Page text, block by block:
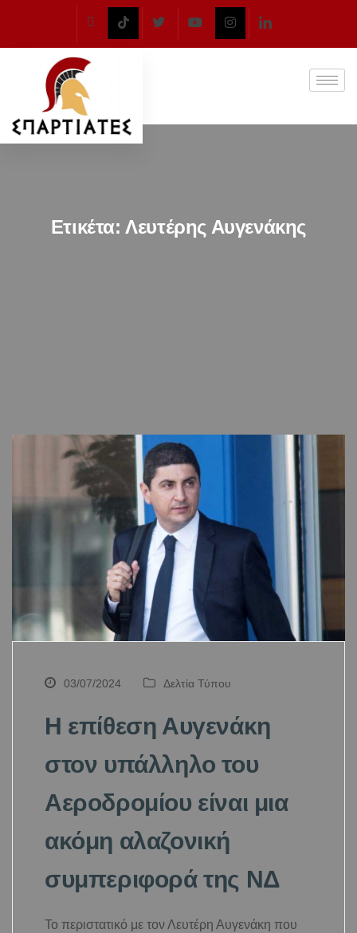
Ετικέτα:Λευτέρης Αυγενάκης
03/07/2024 Δελτία Τύπου
Η επίθεση Αυγενάκη
στον υπάλληλο του
Αεροδρομίου είναι μια
ακόμη αλαζονική
συμπεριφορά της ΝΔ
Το περιστατικό με τον Λευτέρη Αυγενάκη που